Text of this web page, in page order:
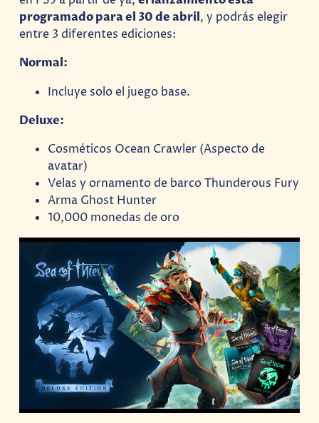
programado para el 30 de abril, y podrás elegir
entre 3 diferentes ediciones:
Normal:
Incluye solo el juego base.
Deluxe:
Cosméticos Ocean Crawler (Aspecto de
avatar)
Velas y ornamento de barco Thunderous Fury
Arma Ghost Hunter
10,000 monedas de oro